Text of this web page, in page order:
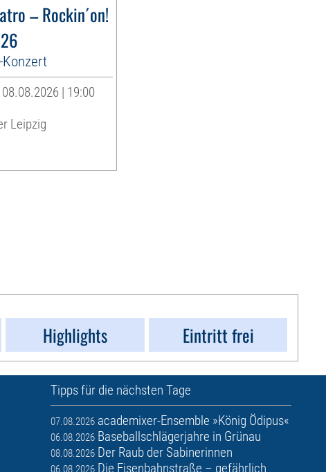
– Rockin´on!
Konzert
| 19:00
Leipzig
Highlights Eintritt frei
Tipps für die nächsten Tage
07.08.2026 academixer-Ensemble »König Ödipus«
06.08.2026 Baseballschlägerjahre in Grünau
08.08.2026 Der Raub der Sabinerinnen
06.08.2026 Die Eisenbahnstraße – gefährlich